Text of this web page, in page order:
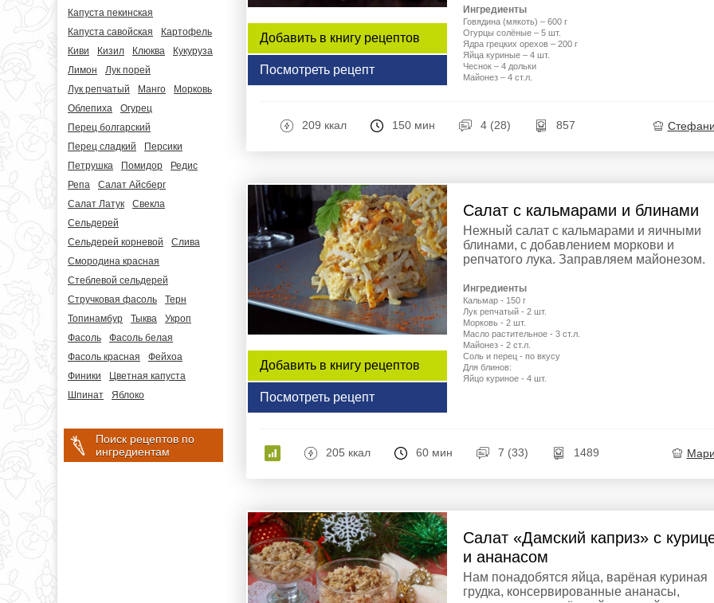
Капуста пекинская
Капуста савойская
Картофель
Киви
Кизил Клюква
Кукуруза
Лимон
Лук порей
Лук репчатый
Манго
Морковь
Облепиха
Огурец
Перец болгарский
Перец сладкий
Персики
Петрушка
Помидор
Редис
Репа
Салат Айсберг
Салат Латук
Свекла
Сельдерей
Сельдерей корневой
Слива
Смородина красная
Стеблевой сельдерей
Стручковая фасоль
Терн
Топинамбур
Тыква
Укроп
Фасоль
Фасоль белая
Фасоль красная
Фейхоа
Финики
Цветная капуста
Шпинат
Яблоко
Поиск рецептов по
ингредиентам
Добавить в книгу рецептов
Посмотреть рецепт
Ингредиенты
Говядина (мякоть) – 600 г
Огурцы солёные – 5 шт.
Ядра грецких орехов – 200 г
Яйца куриные – 4 шт.
Чеснок – 4 дольки
Майонез – 4 ст.л.
209 ккал 150 мин 4 (28) 857
Добавить в книгу рецептов
Посмотреть рецепт
Салат с кальмарами и блинами
Нежный салат с кальмарами и яичными
блинами, с добавлением моркови и
репчатого лука. Заправляем майонезом.
Ингредиенты
Кальмар - 150 г
Лук репчатый - 2 шт.
Морковь - 2 шт.
Масло растительное - 3 ст.л.
Майонез - 2 ст.л.
Соль и перец - по вкусу
Для блинов:
Яйцо куриное - 4 шт.
205 ккал 60 мин 7 (33) 1489
Салат «Дамский каприз» с
и ананасом
Нам понадобятся яйца, варёная куриная
грудка, консервированные ананасы,